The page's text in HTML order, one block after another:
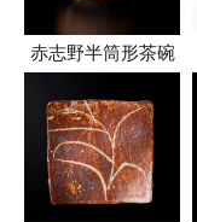
赤志野半筒形茶碗